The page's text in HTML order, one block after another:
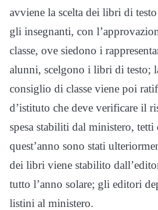
avviene la scelta dei libri di
gli insegnanti, con
classe, ove siedono i
alunni, scelgono i libri di testo;
consiglio di classe viene poi
d’istituto che deve verificare il
spesa stabiliti dal ministero, tetti
quest’anno sono stati
dei libri viene stabilito
tutto l’anno solare; gli editori
listini al ministero.